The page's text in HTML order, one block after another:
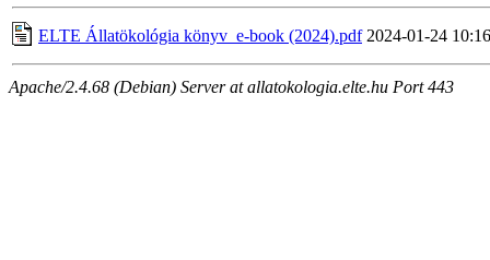
ELTE Állatökológia könyv_e-book (2024).pdf 2024-01-24 10:16
Apache/2.4.68 (Debian) Server at allatokologia.elte.hu Port 443